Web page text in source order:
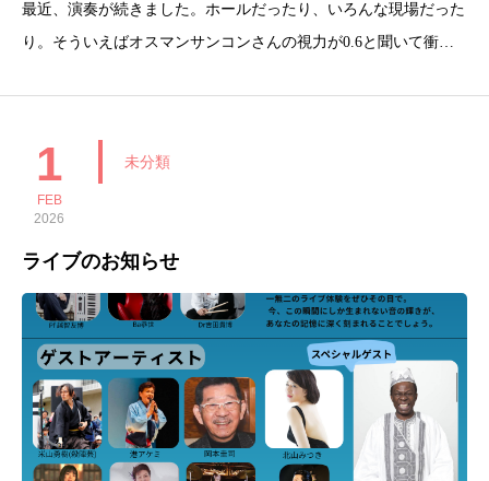
最近、演奏が続きました。ホールだったり、いろんな現場だった
り。そういえばオスマンサンコンさんの視力が0.6と聞いて衝
´∀｀ )私はというと、体がばきばき気
1
FEB
2026
未分類
ライブのお知らせ